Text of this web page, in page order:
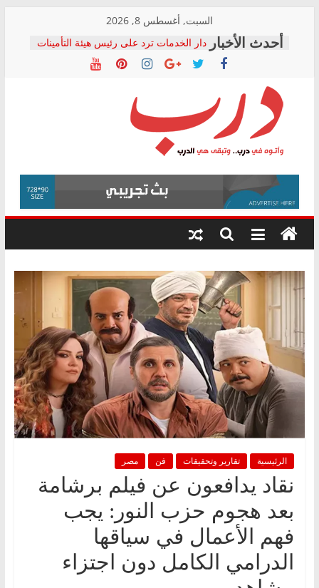
content
السبت, أغسطس 8, 2026
دار الخدمات ترد على رئيس هيئة التأمينات
بعد مؤتمره الصحفي: إنكار الأزمة لا ينهي
معاناة أصحاب المعاشات.. ونطالب بكشف
فرحات سليمان يكتب: القطاع الصحي إلى
أين؟
حزب التحالف الشعبي يطلق لجنة “الحق
في الصحة” بالإسكندرية لرصد الانتهاكات
ودعم المرضى
الوزاري لمدينة الصحفيين.. وانتهاء أعمال
إنشاء المبنى الإداري
المجلس القومي لحقوق الإنسان يعلن
متابعة قضية الدكتور محمد زهران.. ويؤكد:
قرينة البراءة وضمانات المحاكمة العادلة
درب
وأتوه
درب..
وتبقى
هي
الرئيسية تقارير وتحقيقات فن مصر
نقاد يدافعون عن فيلم برشامة
بعد هجوم حزب النور: يجب
فهم الأعمال في سياقها
الدرامي الكامل دون اجتزاء